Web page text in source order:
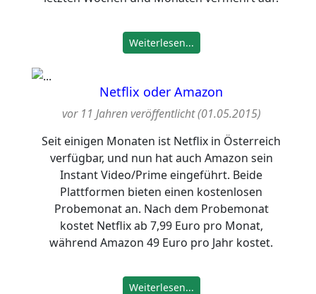
Weiterlesen...
Netflix oder Amazon
vor 11 Jahren veröffentlicht (01.05.2015)
Seit einigen Monaten ist Netflix in Österreich
verfügbar, und nun hat auch Amazon sein
Instant Video/Prime eingeführt. Beide
Plattformen bieten einen kostenlosen
Probemonat an. Nach dem Probemonat
kostet Netflix ab 7,99 Euro pro Monat,
während Amazon 49 Euro pro Jahr kostet.
Weiterlesen...